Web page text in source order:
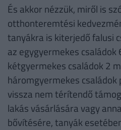
És akkor nézzük, miről is
otthonteremtési
tanyákra is kiterjedő falusi
az egygyermekes
kétgyermekes családok 2
háromgyermekes
vissza nem térítendő
lakás vásárlására vagy
bővítésére, tanyák